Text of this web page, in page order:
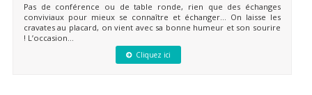
Pas de conférence ou de table ronde, rien que des échanges
conviviaux pour mieux se connaître et échanger… On laisse les
cravates au placard, on vient avec sa bonne humeur et son sourire
! L’occasion...
Cliquez ici